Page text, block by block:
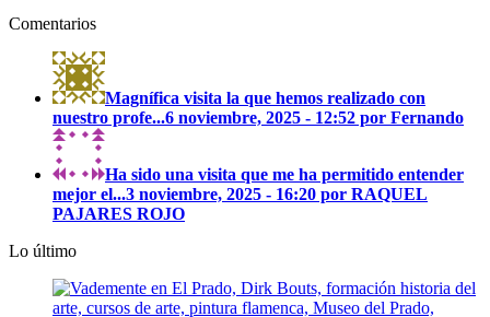
Comentarios
Magnífica visita la que hemos realizado con
nuestro profe...6 noviembre, 2025 - 12:52 por Fernando
Ha sido una visita que me ha permitido entender
mejor el...3 noviembre, 2025 - 16:20 por RAQUEL
PAJARES ROJO
Lo último